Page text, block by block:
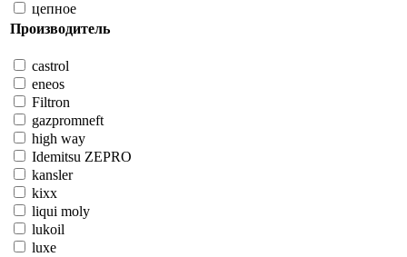
цепное
Производитель
castrol
eneos
Filtron
gazpromneft
high way
Idemitsu ZEPRO
kansler
kixx
liqui moly
lukoil
luxe